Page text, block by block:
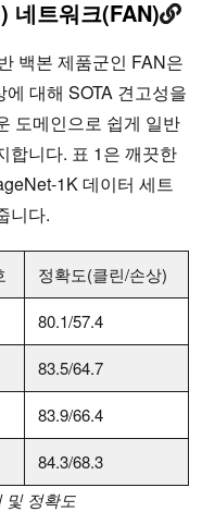
트워크(FAN)
백본 제품군인 FAN은
대해 SOTA 견고성을
도메인으로 쉽게 일반
합니다. 표 1은 깨끗한
1K 데이터 세트
니다.
정확도(클린/손상)
80.1/57.4
83.5/64.7
83.9/66.4
84.3/68.3
및 정확도